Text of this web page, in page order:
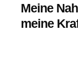
Meine
meine